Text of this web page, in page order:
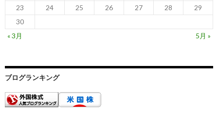
23
24 25 26 27 28
29
30
« 3月
5月 »
ブログランキング